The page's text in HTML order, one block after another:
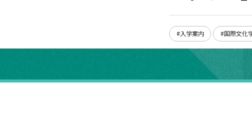
#入学案内 #国際文化